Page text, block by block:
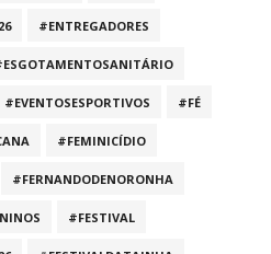
#ENTREGADORES
#EVENTOSESPORTIVOS #FÉ
#FEMINICÍDIO
#FERNANDODENORONHA
#FESTIVAL